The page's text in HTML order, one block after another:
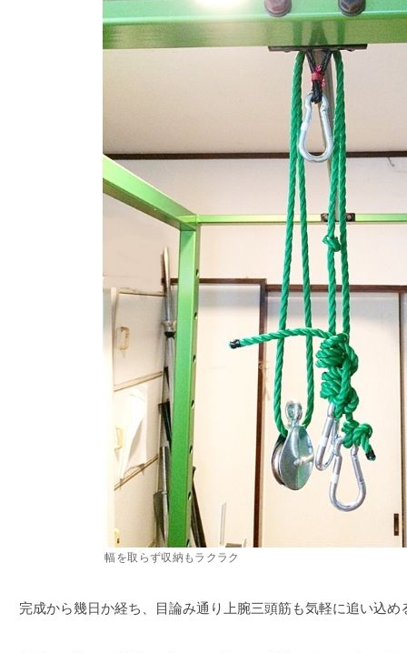
幅を取らず収納もラクラク
完成から幾日か経ち、目論み通り上腕三頭筋も気軽に追い込め